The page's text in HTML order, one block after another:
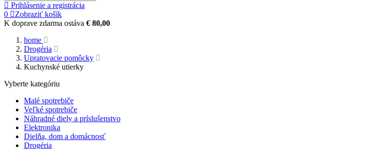
Prihlásenie a registrácia
0
Zobraziť košík
K doprave zdarma ostáva € 80,00
home
Drogéria
Upratovacie pomôcky
Kuchynské utierky
Vyberte kategóriu
Malé spotrebiče
Veľké spotrebiče
Náhradné diely a príslušenstvo
Elektronika
Dielňa, dom a domácnosť
Drogéria